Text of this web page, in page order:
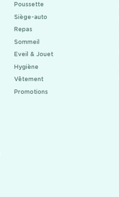
Poussette
Siège-auto
Repas
Sommeil
Eveil & Jouet
Hygiène
Vêtement
Promotions